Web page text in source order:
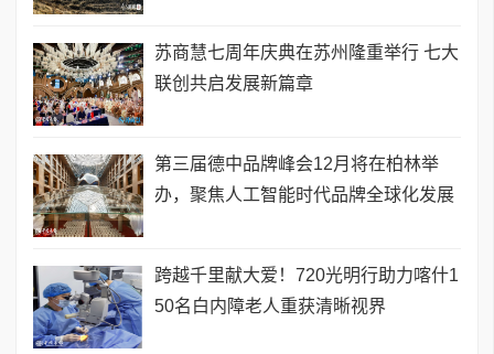
苏商慧七周年庆典在苏州隆重举行 七大
联创共启发展新篇章
第三届德中品牌峰会12月将在柏林举
办，聚焦人工智能时代品牌全球化发展
跨越千里献大爱！720光明行助力喀什1
50名白内障老人重获清晰视界